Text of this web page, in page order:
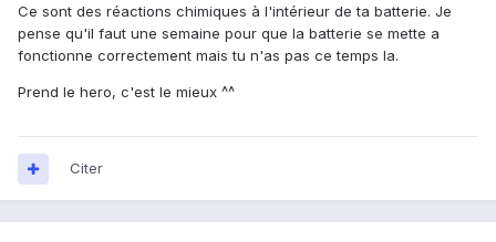
Ce sont des réactions chimiques à l'intérieur de ta batterie. Je
pense qu'il faut une semaine pour que la batterie se mette a
fonctionne correctement mais tu n'as pas ce temps la.
Prend le hero, c'est le mieux ^^
Citer